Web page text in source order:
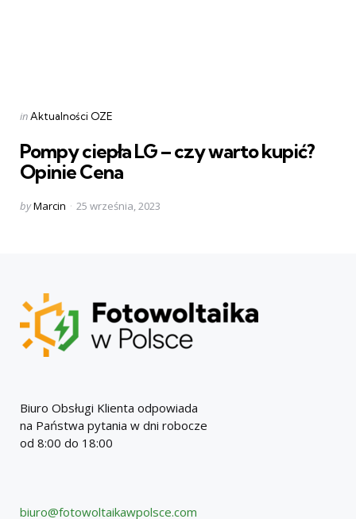
Categories
Posted
inAktualności OZE
Pompy ciepła LG – czy warto kupić?
Opinie Cena
Posted
byMarcin 25 września, 2023
Biuro Obsługi Klienta odpowiada
na Państwa pytania w dni robocze
od 8:00 do 18:00
biuro@fotowoltaikawpolsce.com